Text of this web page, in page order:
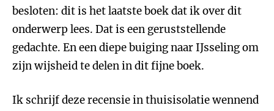
besloten: dit is het laatste boek dat ik over dit
onderwerp lees. Dat is een geruststellende
gedachte. En een diepe buiging naar IJsseling om
zijn wijsheid te delen in dit fijne boek.
Ik schrijf deze recensie in thuisisolatie wennend